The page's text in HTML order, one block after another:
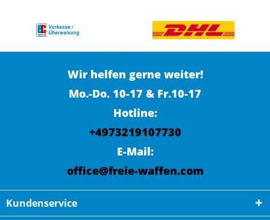
Wir helfen gerne weiter!
Mo.-Do. 10-17 & Fr.10-17
Hotline:
+4973219107730
E-Mail:
office@freie-waffen.com
Kundenservice